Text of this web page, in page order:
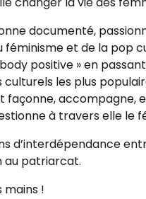
documenté,
et de la pop
positive » en
les plus
accompagne,
à travers elle le
d’interdépendance
au patriarcat.
!